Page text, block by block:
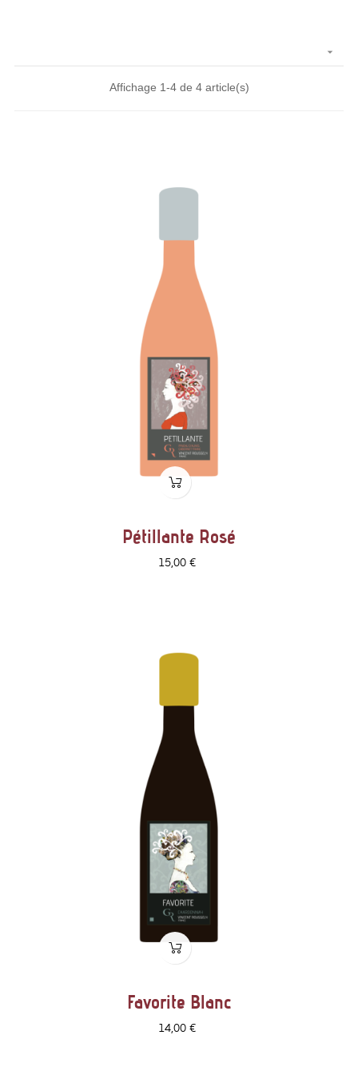

Affichage 1-4 de 4 article(s)
Pétillante Rosé
Prix
15,00 €
Favorite Blanc
Prix
14,00 €